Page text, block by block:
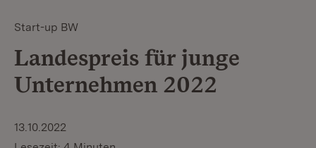
Start-up BW
Landespreis für junge
Unternehmen 2022
13.10.2022